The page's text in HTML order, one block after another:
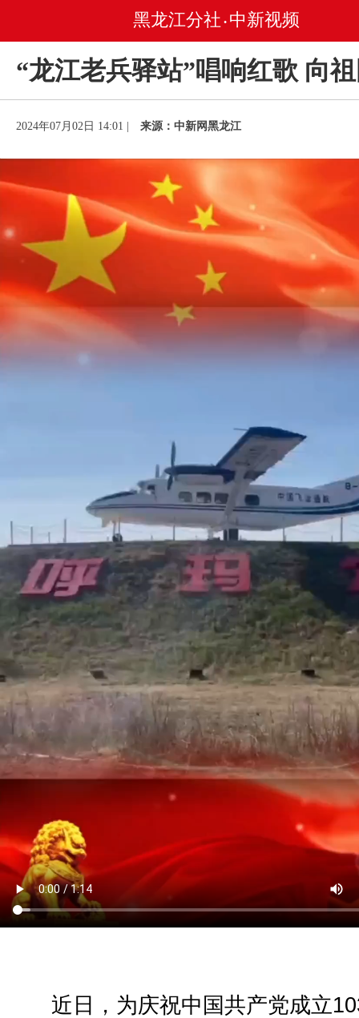
黑龙江分社 • 中新视频
“龙江老兵驿站”唱响红歌 向
2024年07月02日 14:01 | 来源：中新网黑龙江
近日，为庆祝中国共产党成立